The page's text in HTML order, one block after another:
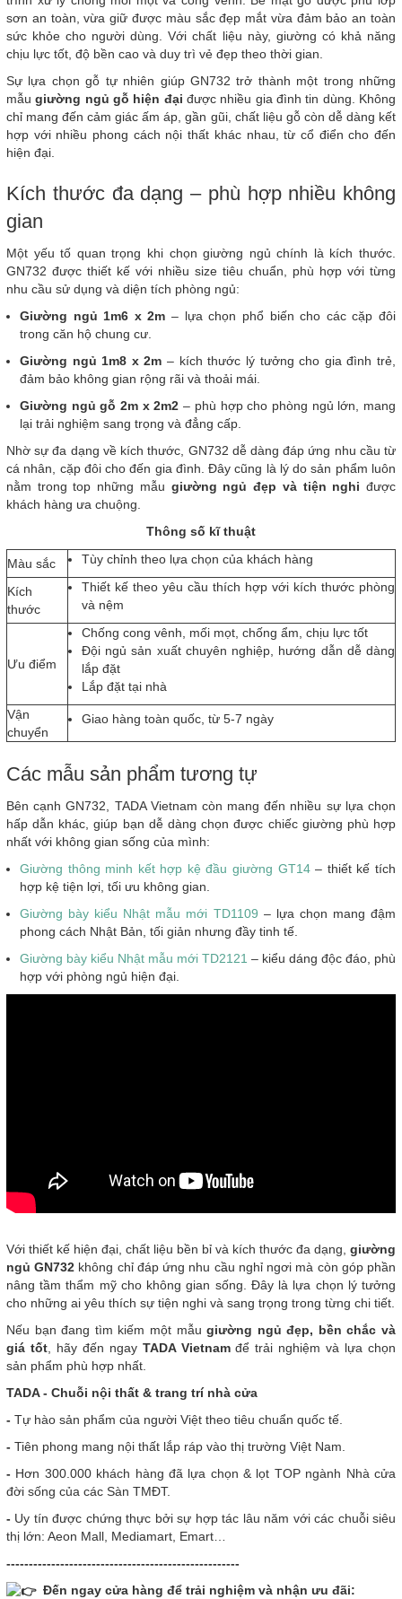
sơn an toàn, vừa giữ được màu sắc đẹp mắt vừa đảm bảo an toàn
sức khỏe cho người dùng. Với chất liệu này, giường có khả năng
chịu lực tốt, độ bền cao và duy trì vẻ đẹp theo thời gian.
Sự lựa chọn gỗ tự nhiên giúp GN732 trở thành một trong những
mẫugiường ngủ gỗ hiện đại được nhiều gia đình tin dùng. Không
chỉ mang đến cảm giác ấm áp, gần gũi, chất liệu gỗ còn dễ dàng kết
hợp với nhiều phong cách nội thất khác nhau, từ cổ điển cho đến
hiện đại.
Kích thước đa dạng – phù hợp nhiều không
gian
Một yếu tố quan trọng khi chọn giường ngủ chính là kích thước.
GN732 được thiết kế với nhiều size tiêu chuẩn, phù hợp với từng
nhu cầu sử dụng và diện tích phòng ngủ:
Giường ngủ 1m6 x 2m – lựa chọn phổ biến cho các cặp đôi
trong căn hộ chung cư.
Giường ngủ 1m8 x 2m – kích thước lý tưởng cho gia đình trẻ,
đảm bảo không gian rộng rãi và thoải mái.
Giường ngủ gỗ 2m x 2m2 – phù hợp cho phòng ngủ lớn, mang
lại trải nghiệm sang trọng và đẳng cấp.
Nhờ sự đa dạng về kích thước, GN732 dễ dàng đáp ứng nhu cầu từ
cá nhân, cặp đôi cho đến gia đình. Đây cũng là lý do sản phẩm luôn
nằm trong top những mẫu giường ngủ đẹp và tiện nghi được
khách hàng ưa chuộng.
Thông số kĩ thuật
Màu sắc Tùy chỉnh theo lựa chọn của khách hàng
Kích
thước
Thiết kế theo yêu cầu thích hợp với kích thước phòng
và nệm
Ưu điểm
Chống cong vênh, mối mọt, chống ẩm, chịu lực tốt
Đội ngủ sản xuất chuyên nghiệp, hướng dẫn dễ dàng
lắp đặt
Lắp đặt tại nhà
Vận
chuyển
Giao hàng toàn quốc, từ 5-7 ngày
Các mẫu sản phẩm tương tự
Bên cạnh GN732, TADA Vietnam còn mang đến nhiều sự lựa chọn
hấp dẫn khác, giúp bạn dễ dàng chọn được chiếc giường phù hợp
nhất với không gian sống của mình:
Giường thông minh kết hợp kệ đầu giường GT14– thiết kế tích
hợp kệ tiện lợi, tối ưu không gian.
Giường bày kiểu Nhật mẫu mới TD1109 – lựa chọn mang đậm
phong cách Nhật Bản, tối giản nhưng đầy tinh tế.
Giường bày kiểu Nhật mẫu mới TD2121 – kiểu dáng độc đáo, phù
hợp với phòng ngủ hiện đại.
Với thiết kế hiện đại, chất liệu bền bỉ và kích thước đa dạng, giường
ngủ GN732 không chỉ đáp ứng nhu cầu nghỉ ngơi mà còn góp phần
nâng tầm thẩm mỹ cho không gian sống. Đây là lựa chọn lý tưởng
cho những ai yêu thích sự tiện nghi và sang trọng trong từng chi tiết.
Nếu bạn đang tìm kiếm một mẫugiường ngủ đẹp, bền chắc và
giá tốt, hãy đến ngay TADA Vietnamđể trải nghiệm và lựa chọn
sản phẩm phù hợp nhất.
TADA - Chuỗi nội thất & trang trí nhà cửa
- Tự hào sản phẩm của người Việt theo tiêu chuẩn quốc tế.
- Tiên phong mang nội thất lắp ráp vào thị trường Việt Nam.
- Hơn 300.000 khách hàng đã lựa chọn & lọt TOP ngành Nhà cửa
đời sống của các Sàn TMĐT.
- Uy tín được chứng thực bởi sự hợp tác lâu năm với các chuỗi siêu
thị lớn: Aeon Mall, Mediamart, Emart…
----------------------------------------------------
Đến ngay cửa hàng để trải nghiệm và nhận ưu đãi: